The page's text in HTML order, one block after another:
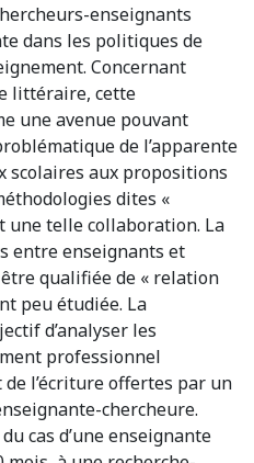
enseignants
dans les politiques de
Concernant
littéraire, cette
une avenue pouvant
de l’apparente
aux propositions
dites «
telle collaboration. La
entre enseignants et
qualifiée de « relation
peu étudiée. La
d’analyser les
professionnel
l’écriture offertes par un
chercheure.
cas d’une enseignante